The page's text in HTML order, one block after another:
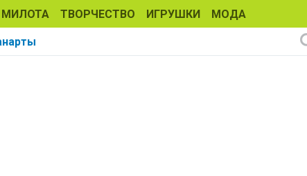
МИЛОТА ТВОРЧЕСТВО ИГРУШКИ МОДА